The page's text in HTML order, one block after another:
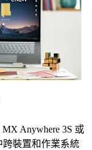
Anywhere 3S 或
跨裝置和作業系統